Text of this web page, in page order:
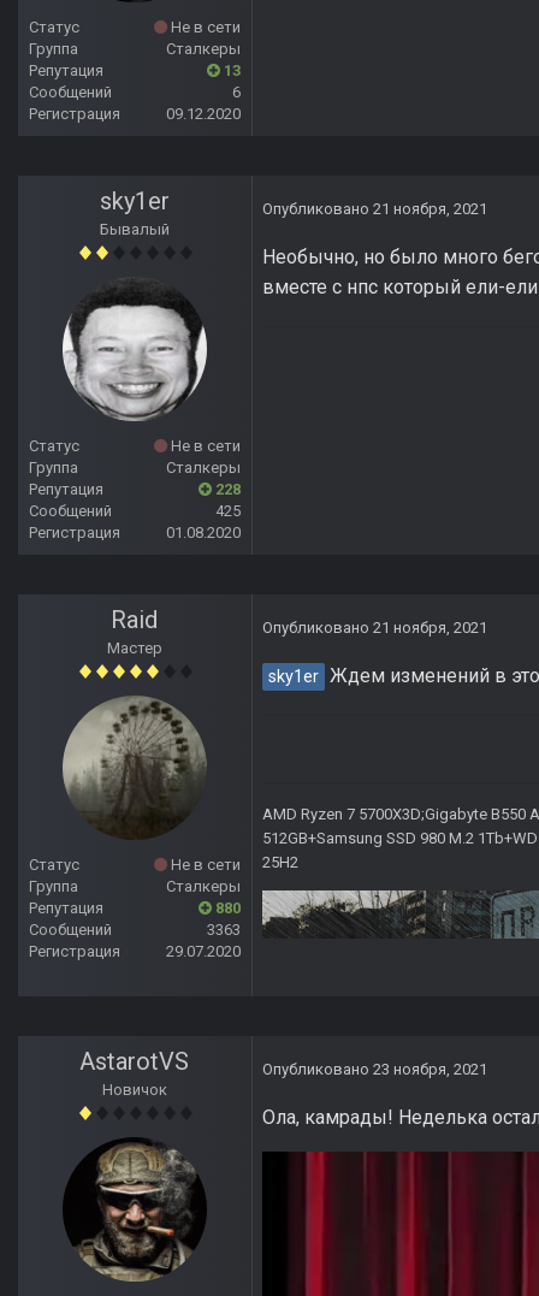
Статус
Не в сети
Группа
Сталкеры
Репутация
13
Сообщений
6
Регистрация
09.12.2020
sky1er
Бывалый
Статус
Не в сети
Группа
Сталкеры
Репутация
228
Сообщений
425
Регистрация
01.08.2020
Опубликовано 21 ноября, 2021
Необычно, но было много
вместе с нпс который ели-ели
Raid
Мастер
Статус
Не в сети
Группа
Сталкеры
Репутация
880
Сообщений
3363
Регистрация
29.07.2020
Опубликовано 21 ноября, 2021
sky1er Ждем изменений в
AMD Ryzen 7 5700X3D;Gigabyte B550
512GB+Samsung SSD 980 M.2
25H2
AstarotVS
Новичок
Опубликовано 23 ноября, 2021
Ола, камрады! Неделька